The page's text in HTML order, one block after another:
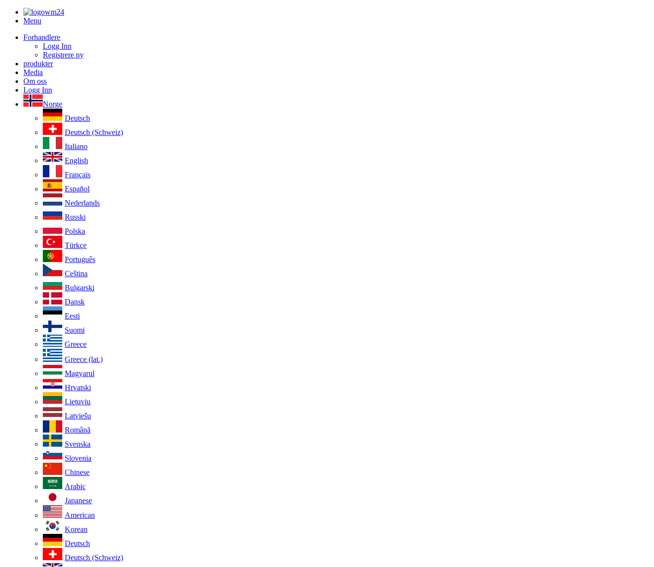
Menu
Forhandlere
Logg Inn
Registrere ny
produkter
Media
Om oss
Logg Inn
Norge
Deutsch
Deutsch (Schweiz)
Italiano
English
Français
Español
Nederlands
Russki
Polska
Türkçe
Português
Ceština
Bulgarski
Dansk
Eesti
Suomi
Greece
Greece (lat.)
Magyarul
Hrvatski
Lietuviu
Latviešu
Românã
Svenska
Slovenia
Chinese
Arabic
Japanese
American
Korean
Deutsch
Deutsch (Schweiz)